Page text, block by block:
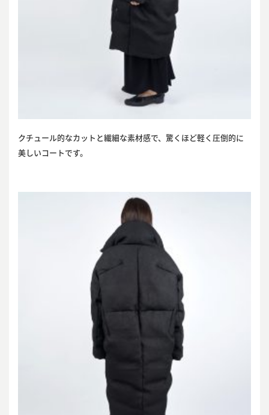
クチュール的なカットと繊細な素材感で、驚くほど軽く圧倒的に
美しいコートです。